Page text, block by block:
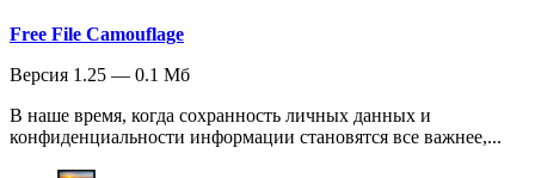
Free File Camouflage
Версия 1.25 — 0.1 Мб
В наше время, когда сохранность личных данных и
конфиденциальности информации становятся все важнее,...